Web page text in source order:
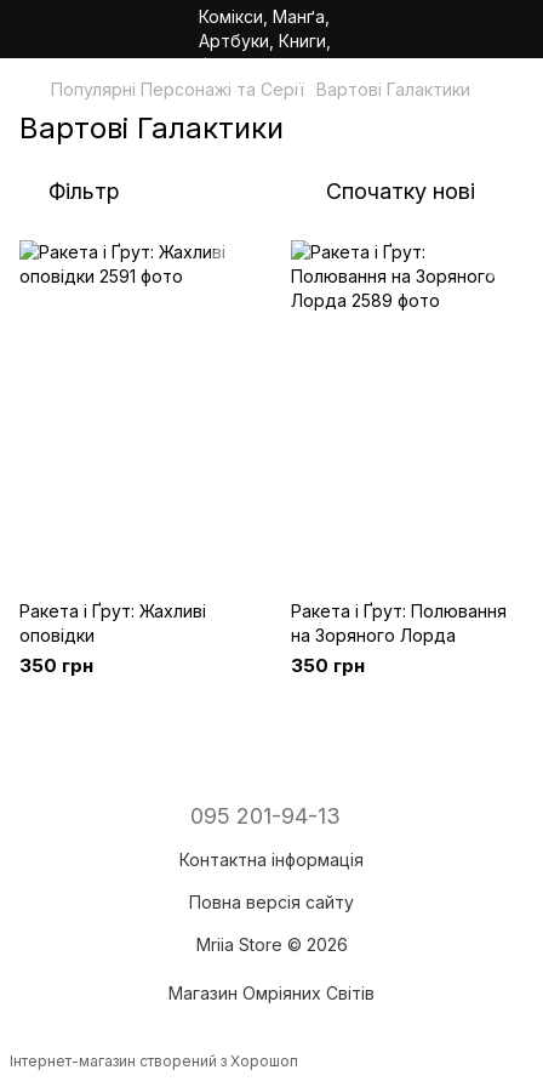
Популярні Персонажі та Серії Вартові Галактики
Вартові Галактики
Фільтр Спочатку нові
Ракета і Ґрут: Жахливі
оповідки
350 грн
Ракета і Ґрут: Полювання
на Зоряного Лорда
350 грн
095 201-94-13
Контактна інформація
Повна версія сайту
Mriia Store © 2026
Магазин Омріяних Світів
Інтернет-магазин створений з Хорошоп